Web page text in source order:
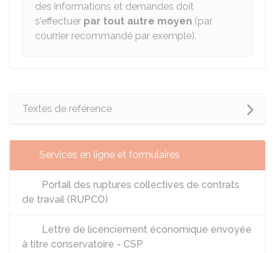
des informations et demandes doit
s'effectuer par tout autre moyen (par
courrier recommandé par exemple).
Textes de référence
Services en ligne et formulaires
Portail des ruptures collectives de contrats
de travail (RUPCO)
Lettre de licenciement économique envoyée
à titre conservatoire - CSP